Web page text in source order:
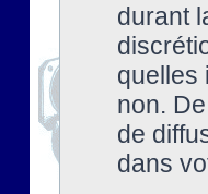
durant
quelles
non.
de
dans